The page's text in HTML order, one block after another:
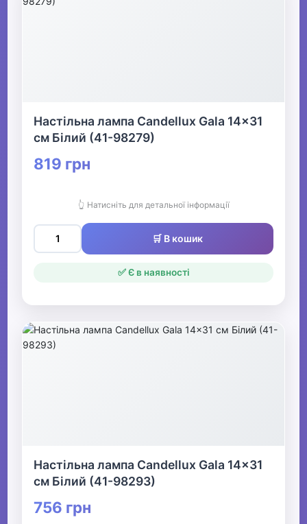
Настільна лампа Candellux Gala 14x31
см Білий (41-98279)
819 грн
👆 Натисніть для детальної інформації
🛒 В кошик
✅ Є в наявності
Настільна лампа Candellux Gala 14x31
см Білий (41-98293)
756 грн